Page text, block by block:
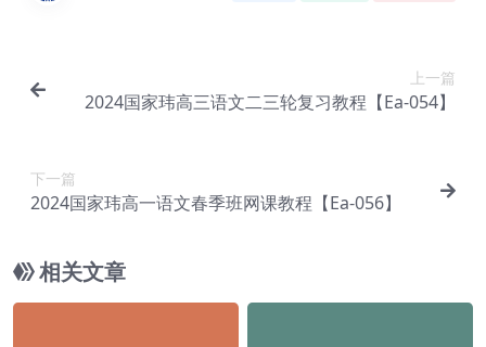
上一篇
2024国家玮高三语文二三轮复习教程【Ea-054】
下一篇
2024国家玮高一语文春季班网课教程【Ea-056】
相关文章